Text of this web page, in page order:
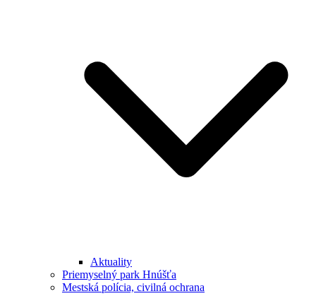
Aktuality
Priemyselný park Hnúšťa
Mestská polícia, civilná ochrana